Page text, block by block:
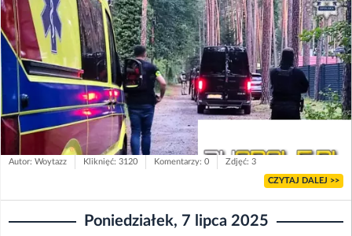
Autor: Woytazz Kliknięć: 3120 Komentarzy: 0 Zdjęć: 3
CZYTAJ DALEJ >>
Poniedziałek, 7 lipca 2025